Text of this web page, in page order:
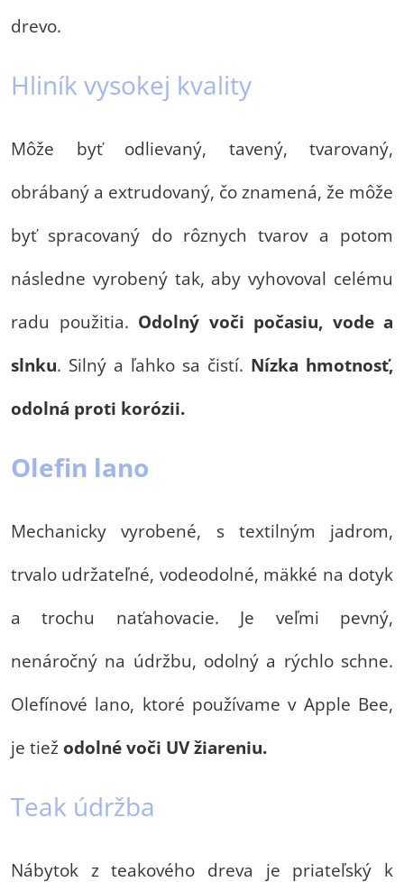
drevo.
Hliník vysokej kvality
Môže byť odlievaný, tavený, tvarovaný,
obrábaný a extrudovaný, čo znamená, že môže
byť spracovaný do rôznych tvarov a potom
následne vyrobený tak, aby vyhovoval celému
radu použitia. Odolný voči počasiu, vode a
slnku. Silný a ľahko sa čistí. Nízka hmotnosť,
odolná proti korózii.
Olefin lano
Mechanicky vyrobené, s textilným jadrom,
trvalo udržateľné, vodeodolné, mäkké na dotyk
a trochu naťahovacie. Je veľmi pevný,
nenáročný na údržbu, odolný a rýchlo schne.
Olefínové lano, ktoré používame v Apple Bee,
je tiež odolné voči UV žiareniu.
Teak údržba
Nábytok z teakového dreva je priateľský k